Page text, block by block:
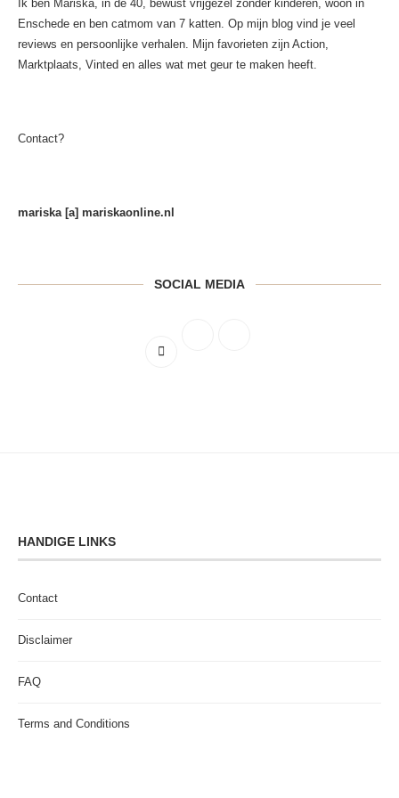
Ik ben Mariska, in de 40, bewust vrijgezel zonder kinderen, woon in
Enschede en ben catmom van 7 katten. Op mijn blog vind je veel
reviews en persoonlijke verhalen. Mijn favorieten zijn Action,
Marktplaats, Vinted en alles wat met geur te maken heeft.
Contact?
mariska [a] mariskaonline.nl
SOCIAL MEDIA
HANDIGE LINKS
Contact
Disclaimer
FAQ
Terms and Conditions